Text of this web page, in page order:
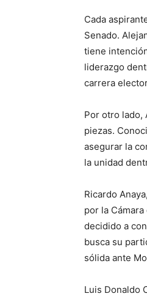
Cada
Senado.
tiene
liderazgo
carrera
Por otro lado,
piezas.
asegurar la
la unidad
Ricardo
por la
decidido a
busca su
sólida ante
Luis Donaldo